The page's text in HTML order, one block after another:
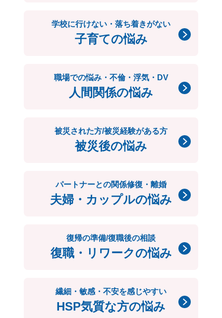
学校に行けない・落ち着きがない
子育ての悩み
職場での悩み・不倫・浮気・DV
人間関係の悩み
被災された方/被災経験がある方
被災後の悩み
パートナーとの関係修復・離婚
夫婦・カップルの悩み
復帰の準備/復職後の相談
復職・リワークの悩み
繊細・敏感・不安を感じやすい
HSP気質な方の悩み